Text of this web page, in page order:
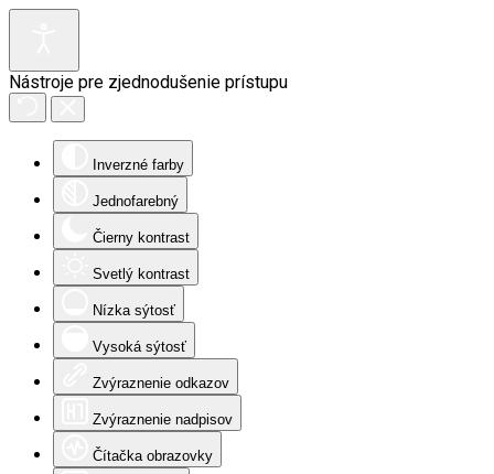
Nástroje pre zjednodušenie prístupu
Inverzné farby
Jednofarebný
Čierny kontrast
Svetlý kontrast
Nízka sýtosť
Vysoká sýtosť
Zvýraznenie odkazov
Zvýraznenie nadpisov
Čítačka obrazovky